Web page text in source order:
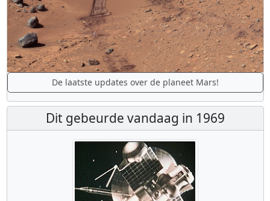
De laatste updates over de planeet Mars!
Dit gebeurde vandaag in 1969